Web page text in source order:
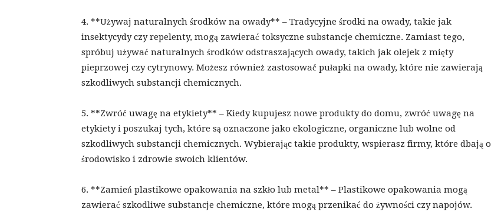
4. **Używaj naturalnych środków na owady** – Tradycyjne środki na owady, takie jak
insektycydy czy repelenty, mogą zawierać toksyczne substancje chemiczne. Zamiast tego,
spróbuj używać naturalnych środków odstraszających owady, takich jak olejek z mięty
pieprzowej czy cytrynowy. Możesz również zastosować pułapki na owady, które nie zawierają
szkodliwych substancji chemicznych.
5. **Zwróć uwagę na etykiety** – Kiedy kupujesz nowe produkty do domu, zwróć uwagę na
etykiety i poszukaj tych, które są oznaczone jako ekologiczne, organiczne lub wolne od
szkodliwych substancji chemicznych. Wybierając takie produkty, wspierasz firmy, które dbają o
środowisko i zdrowie swoich klientów.
6. **Zamień plastikowe opakowania na szkło lub metal** – Plastikowe opakowania mogą
zawierać szkodliwe substancje chemiczne, które mogą przenikać do żywności czy napojów.